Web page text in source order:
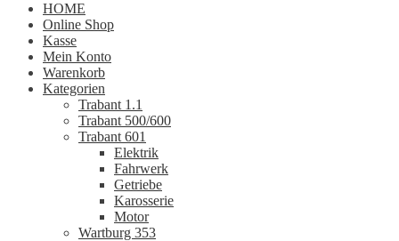
HOME
Online Shop
Kasse
Mein Konto
Warenkorb
Kategorien
Trabant 1.1
Trabant 500/600
Trabant 601
Elektrik
Fahrwerk
Getriebe
Karosserie
Motor
Wartburg 353